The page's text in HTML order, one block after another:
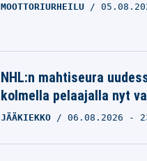
MOOTTORIURHEILU
NHL:n mahtiseura
kolmella pelaajalla nyt
JÄÄKIEKKO 06.08.2026 -